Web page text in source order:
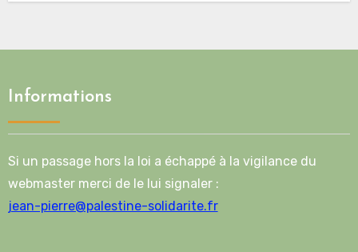
Informations
Si un passage hors la loi a échappé à la vigilance du
webmaster merci de le lui signaler :
jean-pierre@palestine-solidarite.fr